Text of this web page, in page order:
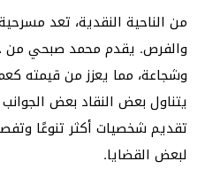
من الناحية النقدية، تعد مسرحية
والفرص. يقدم محمد صبحي من
وشجاعة، مما يعزز من قيمته
يتناول بعض النقاد بعض
تقديم شخصيات أكثر تنوعًا
لبعض القضايا.